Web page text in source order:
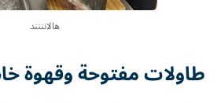
هالانننند
طاولات مفتوحة وقهوة